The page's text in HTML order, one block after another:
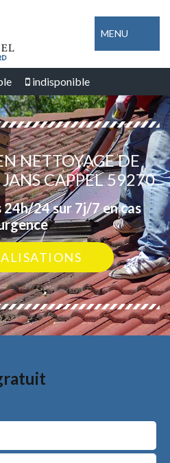
MENU
indisponible
NETTOYAGE DE
CAPPEL 59270
24 sur 7j/7 en cas